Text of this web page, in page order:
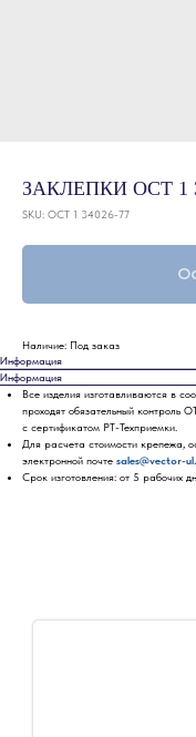
ЗАКЛЕПКИ ОСТ 1
SKU: ОСТ 1 34026-77
Наличие: Под заказ
Информация
Информация
Все изделия изготавливаются в
проходят обязательный контроль
с сертификатом РТ-Техприемки.
Для расчета стоимости крепежа,
электронной почте sales@vector-
Срок изготовления: от 5 рабочих